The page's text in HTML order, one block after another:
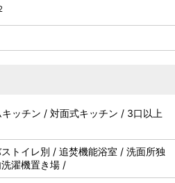
キッチン / 対面式キッチン / 3口以上
トイレ別 / 追焚機能浴室 / 洗面所独
濯機置き場 /